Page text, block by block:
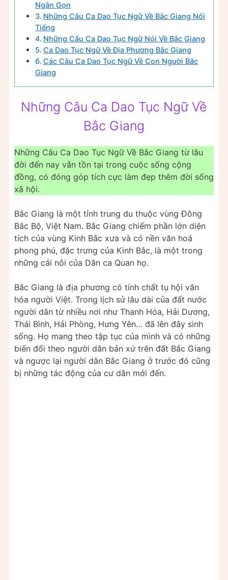
Ngắn Gọn
Những Câu Ca Dao Tục Ngữ Về Bắc Giang Nổi
Tiếng
Những Câu Ca Dao Tục Ngữ Nói Về Bắc Giang
Ca Dao Tục Ngữ Về Địa Phương Bắc Giang
Các Câu Ca Dao Tục Ngữ Về Con Người Bắc
Giang
Những Câu Ca Dao Tục Ngữ Về
Bắc Giang
Những Câu Ca Dao Tục Ngữ Về Bắc Giang từ lâu
đời đến nay vẫn tồn tại trong cuộc sống cộng
đồng, có đóng góp tích cực làm đẹp thêm đời sống
xã hội.
Bắc Giang là một tỉnh trung du thuộc vùng Đông
Bắc Bộ, Việt Nam. Bắc Giang chiếm phần lớn diện
tích của vùng Kinh Bắc xưa và có nền văn hoá
phong phú, đặc trưng của Kinh Bắc, là một trong
những cái nôi của Dân ca Quan họ.
Bắc Giang là địa phương có tính chất tụ hội văn
hóa người Việt. Trong lịch sử lâu dài của đất nước
người dân từ nhiều nơi như Thanh Hóa, Hải Dương,
Thái Bình, Hải Phòng, Hưng Yên… đã lên đây sinh
sống. Họ mang theo tập tục của mình và có những
biến đổi theo người dân bản xứ trên đất Bắc Giang
và ngược lại người dân Bắc Giang ở trước đó cũng
bị những tác động của cư dân mới đến.